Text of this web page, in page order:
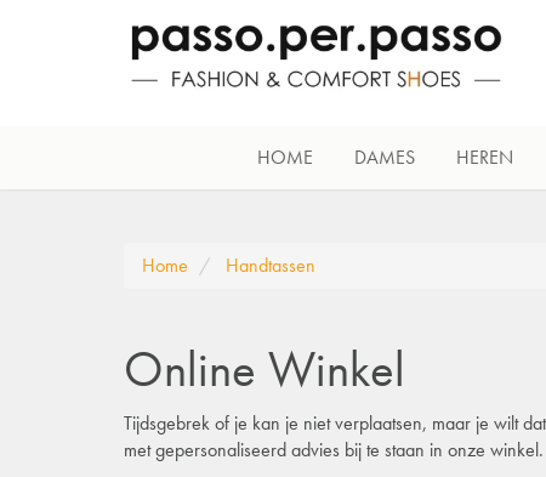
HOME DAMES HEREN
Home Handtassen
Online Winkel
Tijdsgebrek of je kan je niet verplaatsen, maar je wilt
met gepersonaliseerd advies bij te staan in onze